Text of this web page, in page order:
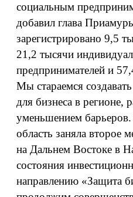
социальным
добавил глава
зарегистрировано 9,5
21,2 тысячи
предпринимателей и
Мы стараемся
для бизнеса в регионе,
уменьшением
область заняла второе
на Дальнем Востоке в
состояния
направлению «Защита